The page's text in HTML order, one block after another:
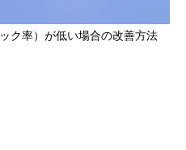
ク率）が低い場合の改善方法